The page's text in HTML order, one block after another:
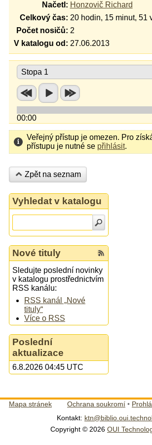
Načetl: Honzovič Richard
Celkový čas: 20 hodin, 15 minut, 51
Počet nosičů: 2
V katalogu od: 27.06.2013
Stopa 1
00:00
Veřejný přístup je omezen. Pro
přístupu je nutné se přihlásit.
Zpět na seznam
Vyhledat v katalogu
Nové tituly
Sledujte poslední novinky
v katalogu prostřednictvím
RSS kanálu:
RSS kanál „Nové
tituly“
Více o RSS
Poslední
aktualizace
6.8.2026 04:45 UTC
Mapa stránek Ochrana soukromí •
Kontakt:
Copyright © 2026 OUI